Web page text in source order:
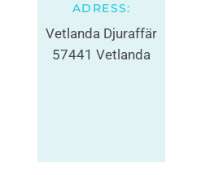
ADRESS:
Vetlanda Djuraffär
57441 Vetlanda